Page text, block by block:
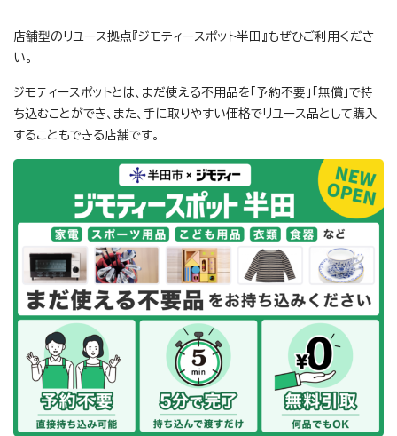
店舗型のリユース拠点『ジモティースポット半田』もぜひご利用くださ
い。
ジモティースポットとは、まだ使える不用品を「予約不要」「無償」で持
ち込むことができ、また、手に取りやすい価格でリユース品として購入
することもできる店舗です。